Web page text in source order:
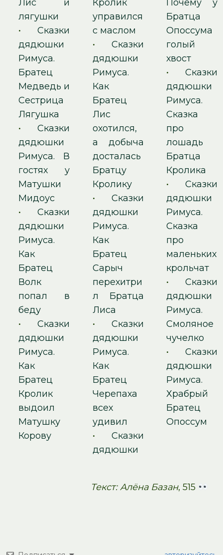
Лис и
лягушки
• Сказки
дядюшки
Римуса.
Братец
Медведь и
Сестрица
Лягушка
• Сказки
дядюшки
Римуса. В
гостях у
Матушки
Мидоус
• Сказки
дядюшки
Римуса.
Как
Братец
Волк
попал в
беду
• Сказки
дядюшки
Римуса.
Как
Братец
Кролик
выдоил
Матушку
Корову
Кролик
управился
с маслом
• Сказки
дядюшки
Римуса.
Как
Братец
Лис
охотился,
а добыча
досталась
Братцу
Кролику
• Сказки
дядюшки
Римуса.
Как
Братец
Сарыч
перехитри
л Братца
Лиса
• Сказки
дядюшки
Римуса.
Как
Братец
Черепаха
всех
удивил
• Сказки
дядюшки
Почему у
Братца
Опоссума
голый
хвост
•Сказки
дядюшки
Римуса.
Сказка
про
лошадь
Братца
Кролика
•Сказки
дядюшки
Римуса.
Сказка
про
маленьких
крольчат
•Сказки
дядюшки
Римуса.
Смоляное
чучелко
•Сказки
дядюшки
Римуса.
Храбрый
Братец
Опоссум
Текст: Алёна Базан, 515